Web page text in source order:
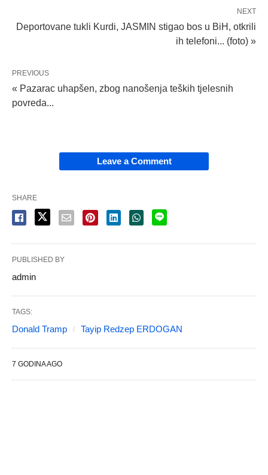
NEXT
Deportovane tukli Kurdi, JASMIN stigao bos u BiH, otkrili
ih telefoni... (foto) »
PREVIOUS
« Pazarac uhapšen, zbog nanošenja teških tjelesnih
povreda...
Leave a Comment
SHARE
PUBLISHED BY
admin
TAGS:
Donald Tramp Tayip Redzep ERDOGAN
7 GODINA AGO